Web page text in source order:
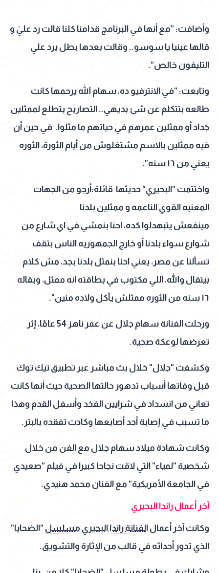
وأضافت: "مع أنها في البرنامج قدامنا كلنا قالت رد عليَ و
قالها عينيا يا سوسو.. وقالت بعدها بطل يرد علي
التليفون خالص".
وتابعت: "في الانترفيو ده، سهام الله يرحمها كانت
طالعه بتتكلم عن شئ بديهي.. التصاريح بتطلع لممثلين
جُداد أو ممثلين عمرهم في حياتهم ما مثلوا. في حين أن
فيه ممثلين بالاسم مشتغلوش من أيام الثورة، الثوره
يعني من ١٦ سنه".
واختتمت "البحيري" حديثها قائلة:أرجو من الجهات
المعنيه القوي الناعمه و ممثلين بلدنا
مينفعش يتبهدلوا كده، احنا بنمشي في اي شارع من
شوارع سواء بلدنا أو خارج الجمهوريه الناس بتقف
تسألنا عن مصر، يعني احنا بنمثل بلدنا بجد، مش كلام
بيتقال والله، اللي مكتوب في بطاقته انه ممثل، وبقاله
١٦ سنه من الثوره ممثلش يأكل ولاده منين".
ورحلت الفنانة سهام جلال عن عمر ناهز 54 عامًا، إثر
تعرضها لوعكة صحية.
وكشفت "جلال" خلال بث مباشر عبر تطبيق تيك توك
قبل وفاتها أسباب تدهور حالتها الصحية حيث أنها كانت
تعاني من انسداد في شرايين الفخد وأسفل القدم وهذا
ما تسبب في إصابة أحد أصابعها وكادت تفقده بالبتر.
وكانت شهادة ميلاد سهام جلال مع الفن من خلال
شخصية "لمياء" التي لاقت نجاحا كبيرا في فيلم "صعيدي
في الجامعة الأمريكية" مع الفنان محمد هنيدي.
آخر أعمال راندا البحيري
وكانت آخر أعمالالفنانة راندا البحيري مسلسل "الضحايا"
الذي تدور أحداثه في قالب من الإثارة والتشويق.